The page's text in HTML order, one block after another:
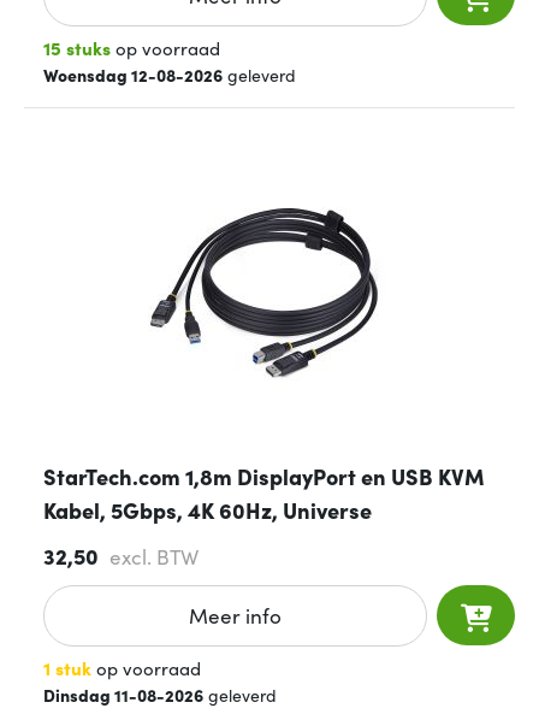
15 stuksop voorraad
Woensdag 12-08-2026 geleverd
StarTech.com 1,8m DisplayPort en USB KVM
Kabel, 5Gbps, 4K 60Hz, Universe
32,50 excl. BTW
Meer info
1 stukop voorraad
Dinsdag 11-08-2026 geleverd